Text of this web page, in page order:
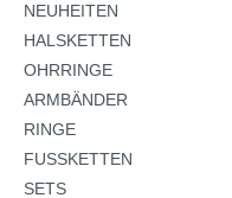
NEUHEITEN
HALSKETTEN
OHRRINGE
ARMBÄNDER
RINGE
FUSSKETTEN
SETS